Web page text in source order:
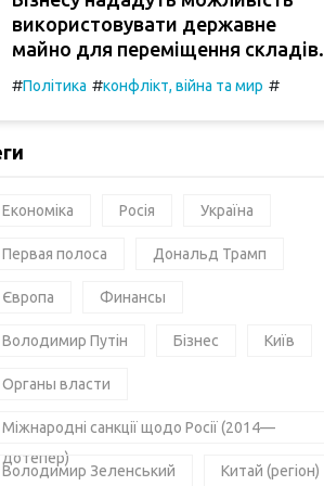
використовувати державне
майно для переміщення складів.
#Політика #конфлікт, війна та мир #
Економіка Росія Україна
Первая полоса Дональд Трамп
Європа Финансы
Володимир Путін Бізнес Київ
Органы власти
Міжнародні санкції щодо Росії (2014—
дотепер)
Володимир Зеленський Китай (регіон)